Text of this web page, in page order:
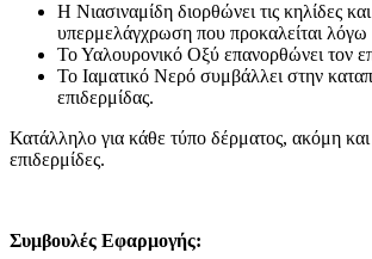
Η Νιασιναμίδη διορθώνει τις κηλίδες
υπερμελάγχρωση που προκαλείται λόγω
Το Υαλουρονικό Οξύ επανορθώνει τον
Το Ιαματικό Νερό συμβάλλει στην
επιδερμίδας.
Κατάλληλο για κάθε τύπο δέρματος, ακόμη και
επιδερμίδες.
Συμβουλές Εφαρμογής: